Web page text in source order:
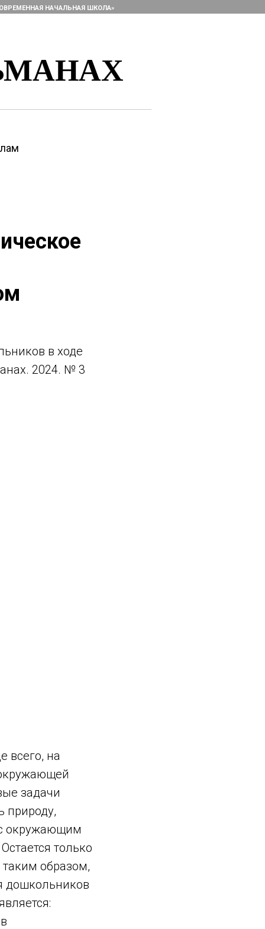
НАЧАЛЬНАЯ ШКОЛА»
в ходе
2024. № 3
всего, на
задачи
природу,
окружающим
только
образом,
дошкольников